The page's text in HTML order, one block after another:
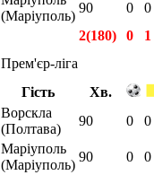
(Маріуполь)
90 0
0
2(180) 0
1
Прем'єр-ліга
Гість
Хв.
Ворскла
(Полтава)
90 0 0
Маріуполь
(Маріуполь)
90 0 0